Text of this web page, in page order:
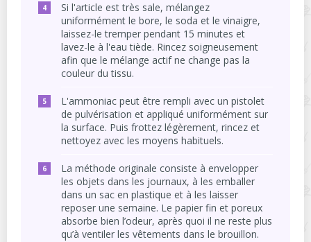
Si l'article est très sale, mélangez
uniformément le bore, le soda et le vinaigre,
laissez-le tremper pendant 15 minutes et
lavez-le à l'eau tiède. Rincez soigneusement
afin que le mélange actif ne change pas la
couleur du tissu.
L'ammoniac peut être rempli avec un pistolet
de pulvérisation et appliqué uniformément sur
la surface. Puis frottez légèrement, rincez et
nettoyez avec les moyens habituels.
La méthode originale consiste à envelopper
les objets dans les journaux, à les emballer
dans un sac en plastique et à les laisser
reposer une semaine. Le papier fin et poreux
absorbe bien l’odeur, après quoi il ne reste plus
qu’à ventiler les vêtements dans le brouillon.